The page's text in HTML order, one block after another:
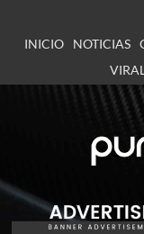
INICIO
NOTICIAS
VIRAL